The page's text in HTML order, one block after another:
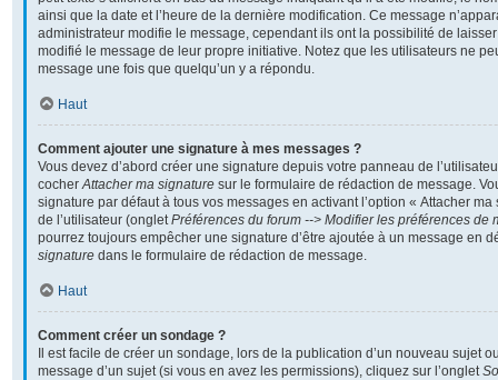
ainsi que la date et l’heure de la dernière modification. Ce message
administrateur modifie le message, cependant ils ont la possibilité de
modifié le message de leur propre initiative. Notez que les utilisateurs ne
message une fois que quelqu’un y a répondu.
Haut
Comment ajouter une signature à mes messages ?
Vous devez d’abord créer une signature depuis votre panneau de
cocherAttacher ma signature sur le formulaire de rédaction de message.
signature par défaut à tous vos messages en activant l’option « Attacher
de l’utilisateur (ongletPréférences du forum --> Modifier les préférences de
pourrez toujours empêcher une signature d’être ajoutée à un message en
signature dans le formulaire de rédaction de message.
Haut
Comment créer un sondage ?
Il est facile de créer un sondage, lors de la publication d’un nouveau sujet
message d’un sujet (si vous en avez les permissions), cliquez sur l’onglet